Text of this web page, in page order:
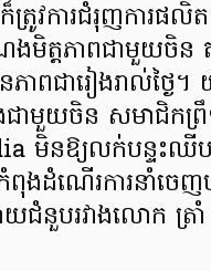
ត្រូវការជំរុញការផ
មិត្តភាពជាមួយចិន
នភាពជារៀងរាល់ថ្
ាមួយចិន សមាជិកព្រឹទ្
មិនឱ្យលក់បន្ទ
ងដំណើរការនាំចេញ
យជំនួបរវាងលោក ត្